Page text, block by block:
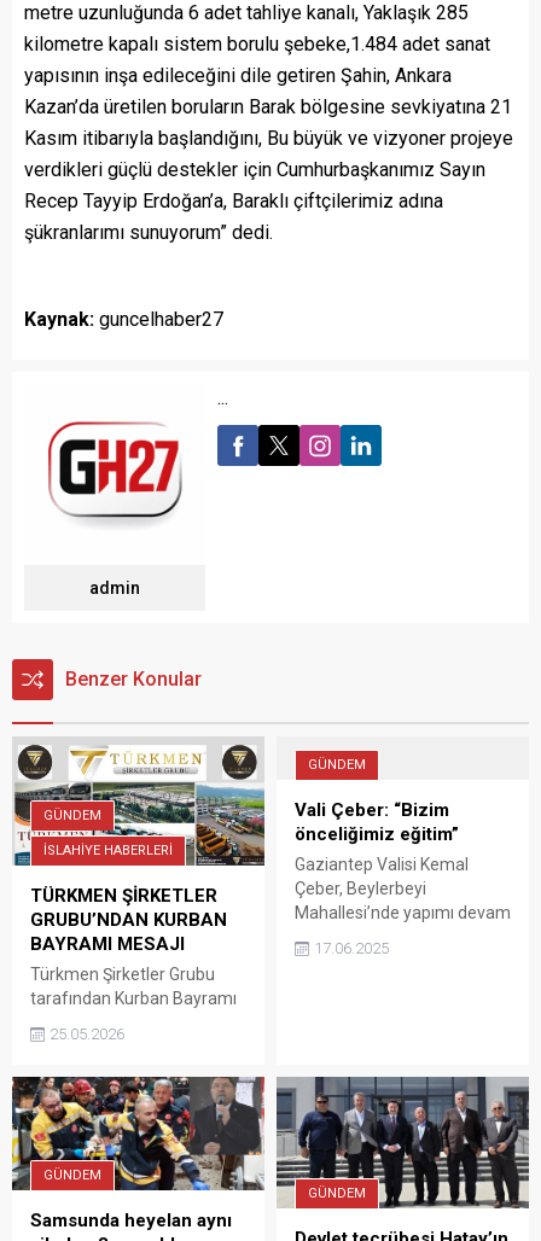
metre uzunluğunda 6 adet tahliye kanalı, Yaklaşık 285
kilometre kapalı sistem borulu şebeke,1.484 adet sanat
yapısının inşa edileceğini dile getiren Şahin, Ankara
Kazan’da üretilen boruların Barak bölgesine sevkiyatına 21
Kasım itibarıyla başlandığını, Bu büyük ve vizyoner projeye
verdikleri güçlü destekler için Cumhurbaşkanımız Sayın
Recep Tayyip Erdoğan’a, Baraklı çiftçilerimiz adına
şükranlarımı sunuyorum” dedi.
Kaynak: guncelhaber27
admin
...
Benzer Konular
GÜNDEM
İSLAHİYE HABERLERİ
TÜRKMEN ŞİRKETLER
GRUBU’NDAN KURBAN
BAYRAMI MESAJI
Türkmen Şirketler Grubu
tarafından Kurban Bayramı
dolayısıyla yayımlanan
mesajda, bayramın birlik,
duygularını güçlendirmesi
temennisinde bulunuldu.
Mesajda, “Milletçe birlik ve
beraberlik içerisinde idrak
ettiğimiz Kurban
Bayramı’nın ülkemize ve
25.05.2026
GÜNDEM
Vali Çeber: “Bizim
önceliğimiz eğitim”
Gaziantep Valisi Kemal
Çeber, Beylerbeyi
Mahallesi’nde yapımı devam
eden 24 derslikli ilkokul
inşaat alanında incelemede
17.06.2025
GÜNDEM
Samsunda heyelan aynı
GÜNDEM